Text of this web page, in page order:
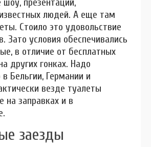
шоу, презентаций,
людей. А еще там
Стоило это удовольствие
Зато условия обеспечивались
в отличие от бесплатных
других гонках. Надо
Бельгии, Германии и
везде туалеты
на заправках и в
заезды